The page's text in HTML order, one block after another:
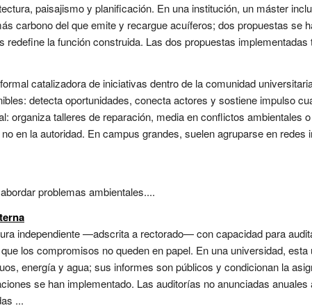
paisajismo y planificación. En una institución, un máster
carbono del que emite y recargue acuíferos; dos propuestas se
redefine la función construida. Las dos propuestas
catalizadora de iniciativas dentro de la comunidad
detecta oportunidades, conecta actores y sostiene impulso
organiza talleres de reparación, media en conflictos ambientales
en la autoridad. En campus grandes, suelen agruparse en
problemas ambientales....
independiente —adscrita a rectorado— con capacidad para
los compromisos no queden en papel. En una universidad,
energía y agua; sus informes son públicos y condicionan la
se han implementado. Las auditorías no anunciadas
...